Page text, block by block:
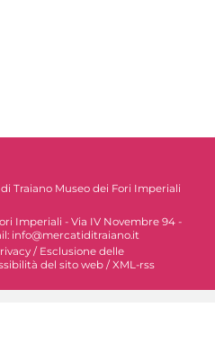
Traiano Museo dei Fori Imperiali
Imperiali - Via IV Novembre 94 -
info@mercatiditraiano.it
/ Esclusione delle
del sito web /XML-rss